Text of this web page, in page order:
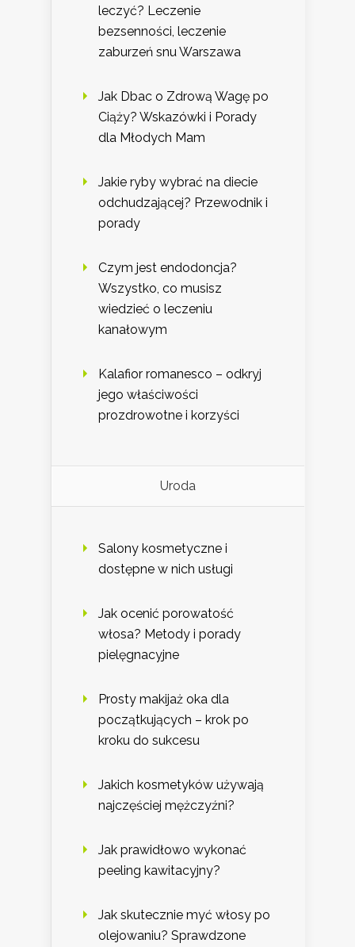
leczyć? Leczenie
bezsenności, leczenie
zaburzeń snu Warszawa
Jak Dbac o Zdrową Wagę po
Ciąży? Wskazówki i Porady
dla Młodych Mam
Jakie ryby wybrać na diecie
odchudzającej? Przewodnik i
porady
Czym jest endodoncja?
Wszystko, co musisz
wiedzieć o leczeniu
kanałowym
Kalafior romanesco – odkryj
jego właściwości
prozdrowotne i korzyści
Uroda
Salony kosmetyczne i
dostępne w nich usługi
Jak ocenić porowatość
włosa? Metody i porady
pielęgnacyjne
Prosty makijaż oka dla
początkujących – krok po
kroku do sukcesu
Jakich kosmetyków używają
najczęściej mężczyźni?
Jak prawidłowo wykonać
peeling kawitacyjny?
Jak skutecznie myć włosy po
olejowaniu? Sprawdzone